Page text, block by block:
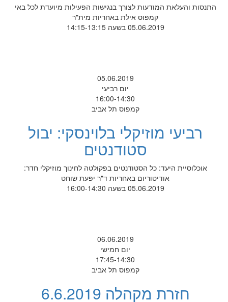
התנסות והעלאת המודעות לצורך בנגישות הפעילות מיועדת לכל באי
קמפוס אילת באחריות מית"ר
05.06.2019 בשעה 14:15-13:15
05.06.2019
יום רביעי
16:00-14:30
קמפוס תל אביב
רביעי מוזיקלי בלוינסקי: יבול
סטודנטים
אוכלוסיית היעד: כל הסטודנטים בפקולטה לחינוך מוזיקלי חדר:
אודיטוריום באחריות ד"ר יפעת שוחט
05.06.2019 בשעה 16:00-14:30
06.06.2019
יום חמישי
17:45-14:30
קמפוס תל אביב
חזרת מקהלה 6.6.2019